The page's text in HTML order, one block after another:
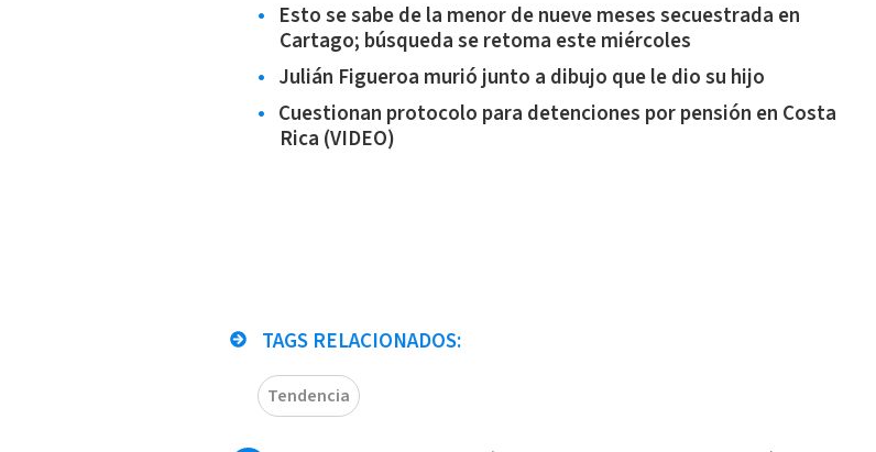
Esto se sabe de la menor de nueve meses secuestrada en
Cartago; búsqueda se retoma este miércoles
Julián Figueroa murió junto a dibujo que le dio su hijo
Cuestionan protocolo para detenciones por pensión en Costa
Rica (VIDEO)
TAGS RELACIONADOS:
Tendencia